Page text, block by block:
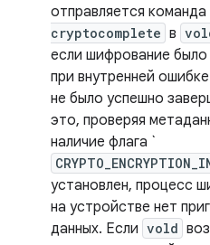
отправляется команда
cryptocomplete в
если шифрование
при внутренней
не было успешно
это, проверяя
наличие флага `
установлен, процесс
на устройстве нет
данных. Если vold